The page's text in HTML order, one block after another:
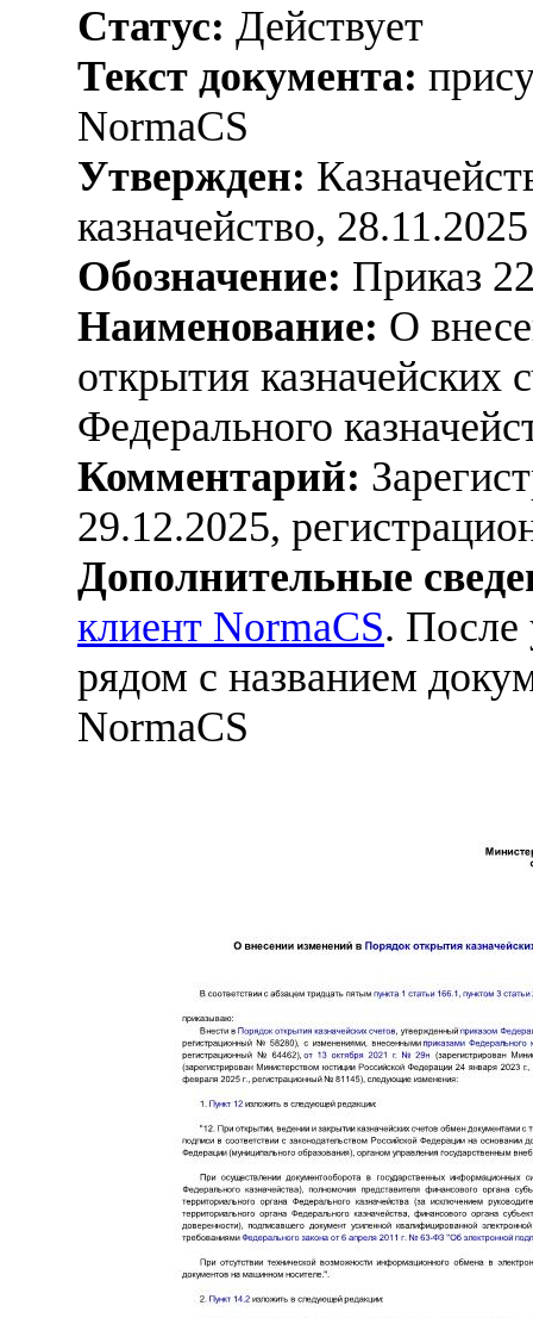
Статус: Действует
Текст документа:
NormaCS
Утвержден:
казначейство, 28.11.2025
Обозначение: Приказ
Наименование: О
открытия казначейских
Федерального
Комментарий:
29.12.2025,
Дополнительные
клиент NormaCS. После
рядом с названием
NormaCS